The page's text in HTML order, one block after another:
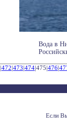
Вода в
|472|473|474|475|476|
Если